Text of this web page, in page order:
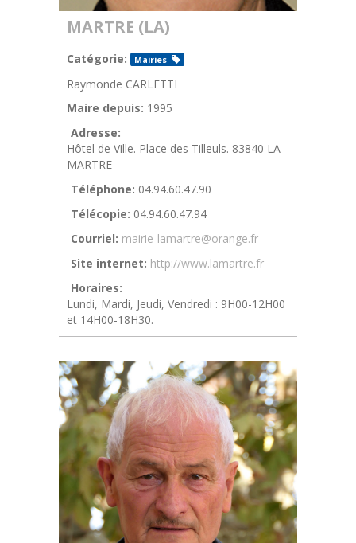
MARTRE (LA)
Catégorie: Mairies
Raymonde CARLETTI
Maire depuis: 1995
Adresse:
Hôtel de Ville. Place des Tilleuls. 83840 LA
MARTRE
Téléphone: 04.94.60.47.90
Télécopie: 04.94.60.47.94
Courriel: mairie-lamartre@orange.fr
Site internet: http://www.lamartre.fr
Horaires:
Lundi, Mardi, Jeudi, Vendredi : 9H00-12H00
et 14H00-18H30.